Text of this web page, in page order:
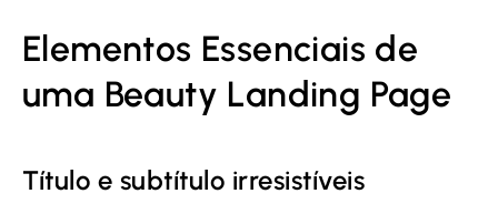
Elementos Essenciais de
uma Beauty Landing Page
Título e subtítulo irresistíveis